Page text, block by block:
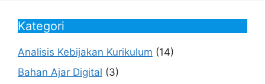
Kategori
Analisis Kebijakan Kurikulum (14)
Bahan Ajar Digital (3)